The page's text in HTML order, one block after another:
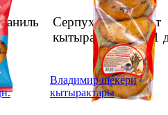
Серпуховхлеб кант
кытырактар 330г1
Владимир шекери
кытырактары